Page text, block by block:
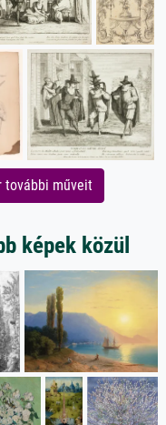
további műveit
képek közül